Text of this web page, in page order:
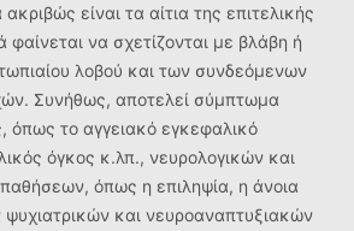
είναι τα αίτια της επιτελικής
φαίνεται να σχετίζονται με βλάβη ή
λοβού και των συνδεόμενων
Συνήθως, αποτελεί σύμπτωμα
όπως το αγγειακό εγκεφαλικό
όγκος κ.λπ., νευρολογικών και
όπως η επιληψία, η άνοια
και νευροαναπτυξιακών